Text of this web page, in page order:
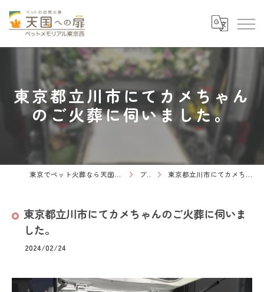
東京都立川市にてカメちゃん
のご火葬に伺いました。
東京でペット火葬なら天国への扉 ペットメモリアル東京西 ブログ 東京都立川市にてカメちゃんのご火葬に伺いました。
東京都立川市にてカメちゃんのご火葬に伺いま
した。
2024/02/24